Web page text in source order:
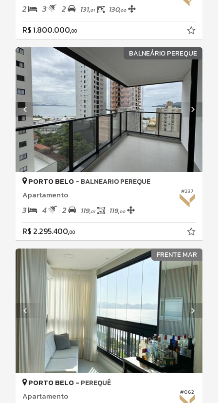
2 3 2 131,01 130,00
R$ 1.800.000,00
BALNEÁRIO PEREQUE
#237
PORTO BELO - BALNEARIO PEREQUE
Apartamento
3 4 2 119,01 119,00
R$ 2.295.400,00
FRENTE MAR
#062
PORTO BELO - PEREQUÊ
Apartamento